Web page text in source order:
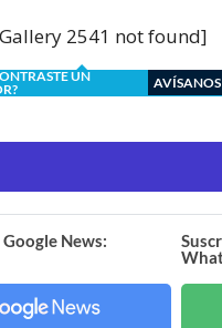
2541 not found]
UN
AVÍSANOS
News: